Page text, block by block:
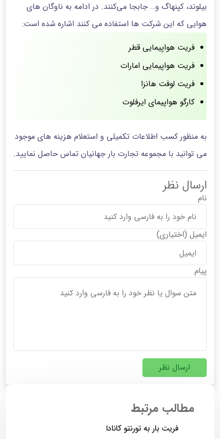
بیلوند، کپنهاگ و… جابجا می‌کنند. در ادامه به ناوگان های
هوایی که این شرکت ها استفاده می کنند اشاره شده است:
فریت هواپیمایی قطر
فریت هواپیمایی امارات
فریت لوفت هانزا
کارگو هواپیمای ایرفلوت
به منظور کسب اطلاعات تکمیلی و استعلام هزینه های موجود
می توانید با مجموعه تجارت بار جهانیان تماس حاصل نمایید.
ارسال نظر
نام
ایمیل (اختیاری)
پیام
ارسال نظر
مطالب مرتبط
فریت بار به تورنتو کانادا